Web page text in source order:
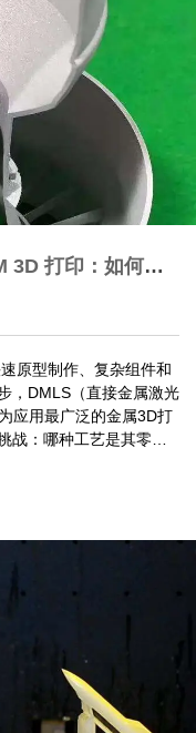
3D 打印：如何选
原型制作、复杂组件和
，DMLS（直接金属激光
应用最广泛的金属3D打
战：哪种工艺是其零件